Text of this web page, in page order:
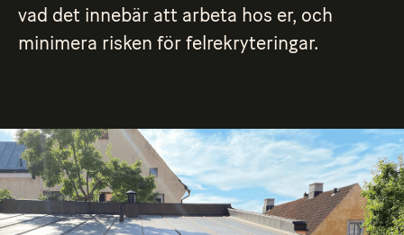
vad det innebär att arbeta hos er, och
minimera risken för felrekryteringar.